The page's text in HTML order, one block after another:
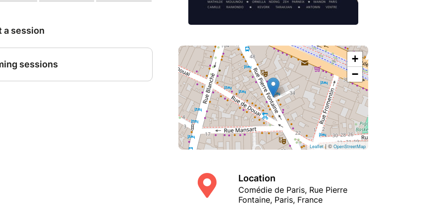
Antonin VENTRE
+
−
Leaflet| © OpenStreetMap
Location
Comédie de Paris, Rue Pierre
Fontaine, Paris, France